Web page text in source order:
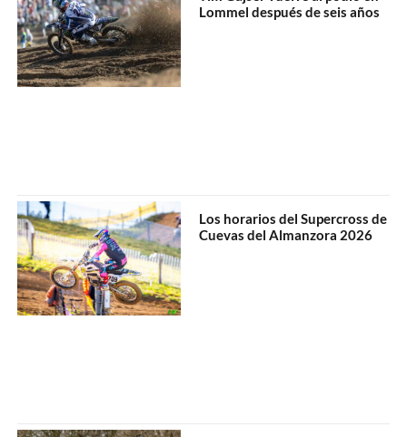
Lommel después de seis años
Los horarios del Supercross de
Cuevas del Almanzora 2026